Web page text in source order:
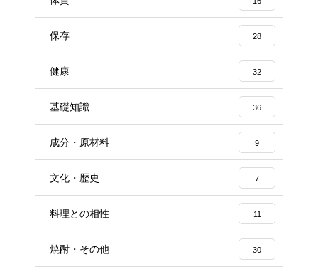
保存 28
健康 32
基礎知識 36
成分・原材料 9
文化・歴史 7
料理との相性 11
焼酎・その他 30